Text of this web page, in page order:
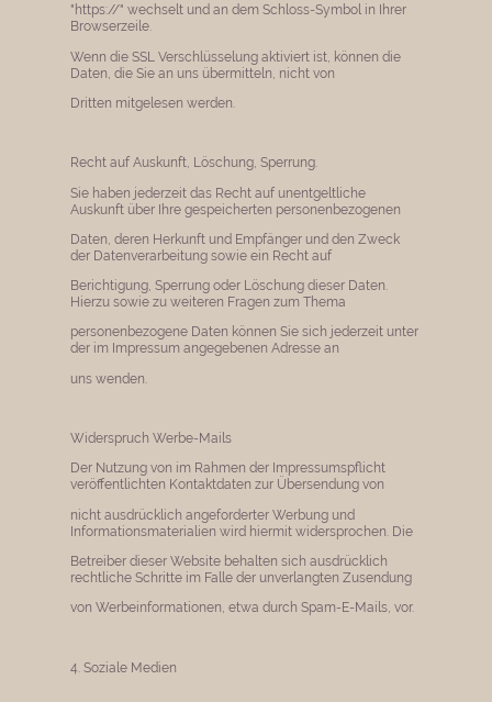
"https://" wechselt und an dem Schloss-Symbol in Ihrer
Browserzeile.
Wenn die SSL Verschlüsselung aktiviert ist, können die
Daten, die Sie an uns übermitteln, nicht von
Dritten mitgelesen werden.
Recht auf Auskunft, Löschung, Sperrung.
Sie haben jederzeit das Recht auf unentgeltliche
Auskunft über Ihre gespeicherten personenbezogenen
Daten, deren Herkunft und Empfänger und den Zweck
der Datenverarbeitung sowie ein Recht auf
Berichtigung, Sperrung oder Löschung dieser Daten.
Hierzu sowie zu weiteren Fragen zum Thema
personenbezogene Daten können Sie sich jederzeit unter
der im Impressum angegebenen Adresse an
uns wenden.
Widerspruch Werbe-Mails
Der Nutzung von im Rahmen der Impressumspflicht
veröffentlichten Kontaktdaten zur Übersendung von
nicht ausdrücklich angeforderter Werbung und
Informationsmaterialien wird hiermit widersprochen. Die
Betreiber dieser Website behalten sich ausdrücklich
rechtliche Schritte im Falle der unverlangten Zusendung
von Werbeinformationen, etwa durch Spam-E-Mails, vor.
4. Soziale Medien